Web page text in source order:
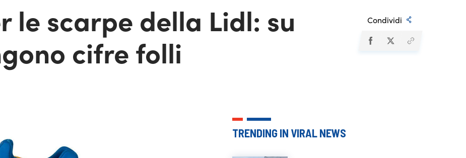
le scarpe della Lidl: su
cifre folli
Condividi
TRENDING IN VIRAL NEWS